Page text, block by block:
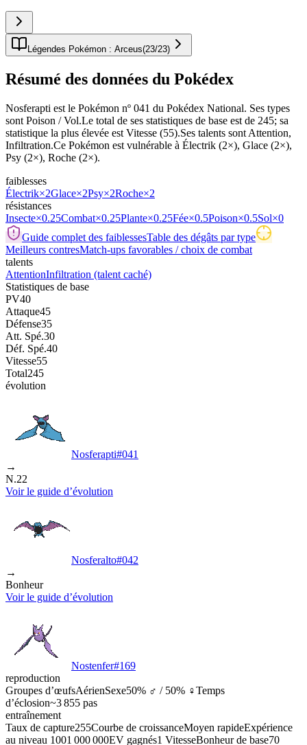
Légendes Pokémon : Arceus(23/23)
Résumé des données du Pokédex
Nosferapti est le Pokémon nº 041 du Pokédex National. Ses types
sont Poison / Vol.Le total de ses statistiques de base est de 245; sa
statistique la plus élevée est Vitesse (55).Ses talents sont Attention,
Infiltration.Ce Pokémon est vulnérable à Électrik (2×), Glace (2×),
Psy (2×), Roche (2×).
faiblesses
Électrik×2Glace×2Psy×2Roche×2
résistances
Insecte×0.25Combat×0.25Plante×0.25Fée×0.5Poison×0.5Sol×0
Guide complet des faiblessesTable des dégâts par type
Meilleurs contresMatch-ups favorables / choix de combat
talents
AttentionInfiltration (talent caché)
Statistiques de base
PV40
Attaque45
Défense35
Att. Spé.30
Déf. Spé.40
Vitesse55
Total245
évolution
Nosferapti#041
→
N.22
Voir le guide d’évolution
Nosferalto#042
→
Bonheur
Voir le guide d’évolution
Nostenfer#169
reproduction
Groupes d’œufsAérienSexe50% ♂ / 50% ♀Temps
d’éclosion~3 855 pas
entraînement
Taux de capture255Courbe de croissanceMoyen rapideExpérience
au niveau 1001 000 000EV gagnés1 VitesseBonheur de base70